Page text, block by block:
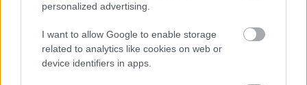
personalized advertising.
I want to allow Google to enable storage
related to analytics like cookies on web or
device identifiers in apps.